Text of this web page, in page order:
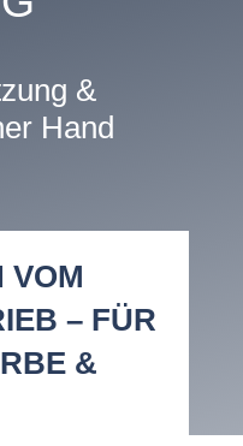
&
Hand
VOM
– FÜR
&